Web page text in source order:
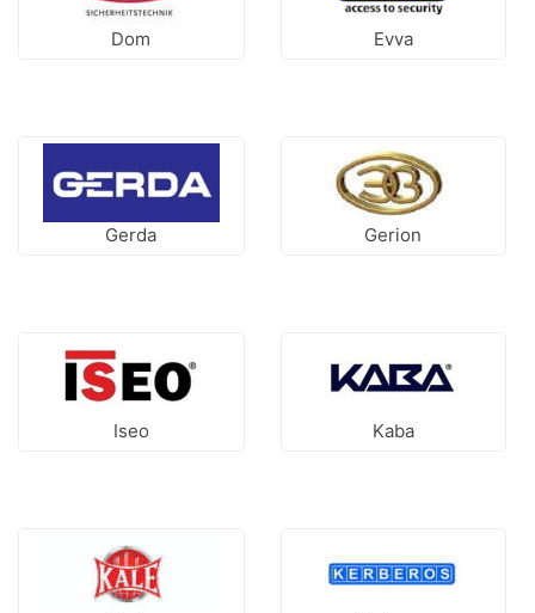
Dom Evva
Gerda Gerion
Iseo Kaba